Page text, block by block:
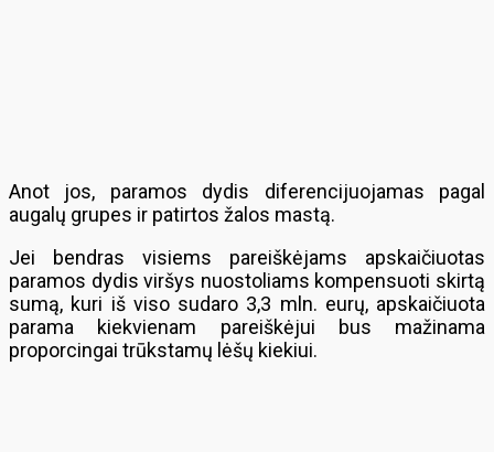
Anot jos, paramos dydis diferencijuojamas pagal
augalų grupes ir patirtos žalos mastą.
Jei bendras visiems pareiškėjams apskaičiuotas
paramos dydis viršys nuostoliams kompensuoti skirtą
sumą, kuri iš viso sudaro 3,3 mln. eurų, apskaičiuota
parama kiekvienam pareiškėjui bus mažinama
proporcingai trūkstamų lėšų kiekiui.